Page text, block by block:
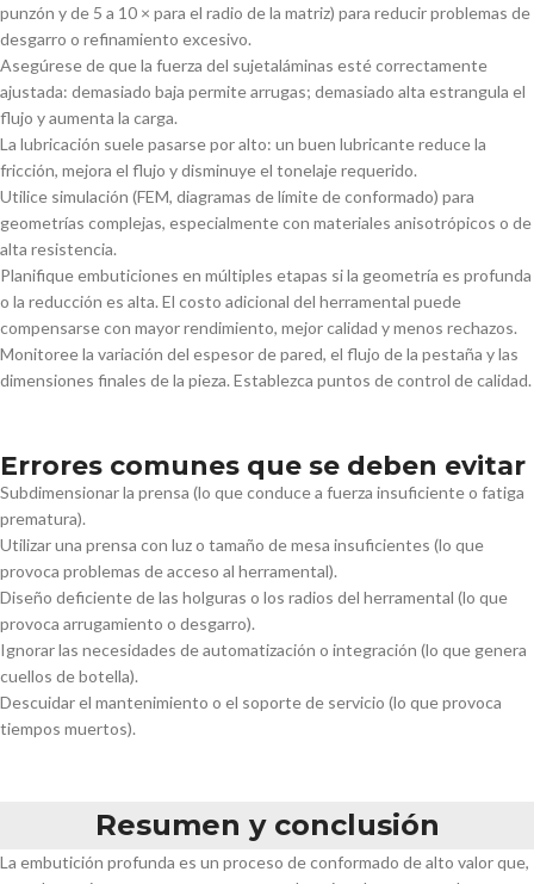
punzón y de 5 a 10 × para el radio de la matriz) para reducir problemas de
desgarro o refinamiento excesivo.
Asegúrese de que la fuerza del sujetaláminas esté correctamente
ajustada: demasiado baja permite arrugas; demasiado alta estrangula el
flujo y aumenta la carga.
La lubricación suele pasarse por alto: un buen lubricante reduce la
fricción, mejora el flujo y disminuye el tonelaje requerido.
Utilice simulación (FEM, diagramas de límite de conformado) para
geometrías complejas, especialmente con materiales anisotrópicos o de
alta resistencia.
Planifique embuticiones en múltiples etapas si la geometría es profunda
o la reducción es alta. El costo adicional del herramental puede
compensarse con mayor rendimiento, mejor calidad y menos rechazos.
Monitoree la variación del espesor de pared, el flujo de la pestaña y las
dimensiones finales de la pieza. Establezca puntos de control de calidad.
Errores comunes que se deben evitar
Subdimensionar la prensa (lo que conduce a fuerza insuficiente o fatiga
prematura).
Utilizar una prensa con luz o tamaño de mesa insuficientes (lo que
provoca problemas de acceso al herramental).
Diseño deficiente de las holguras o los radios del herramental (lo que
provoca arrugamiento o desgarro).
Ignorar las necesidades de automatización o integración (lo que genera
cuellos de botella).
Descuidar el mantenimiento o el soporte de servicio (lo que provoca
tiempos muertos).
Resumen y conclusión
La embutición profunda es un proceso de conformado de alto valor que,